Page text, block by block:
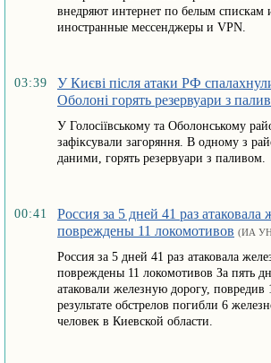
внедряют интернет по белым спискам
иностранные мессенджеры и VPN.
03:39
У Києві після атаки РФ
Оболоні горять резервуари з
У Голосіївському та Оболонському
зафіксували загоряння. В одному з
даними, горять резервуари з паливом.
00:41
Россия за 5 дней 41 раз атаковала
повреждены 11 локомотивов (ИА
Россия за 5 дней 41 раз атаковала
повреждены 11 локомотивов За пять
атаковали железную дорогу,
результате обстрелов погибли 6
человек в Киевской области.